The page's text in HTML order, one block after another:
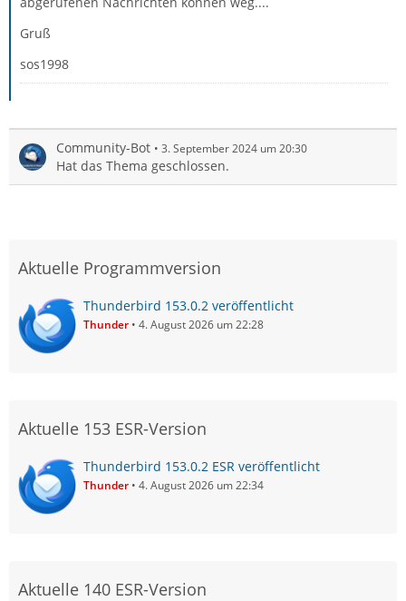
Gruß
sos1998
Community-Bot 3. September 2024 um 20:30
Hat das Thema geschlossen.
Aktuelle Programmversion
Thunderbird 153.0.2 veröffentlicht
Thunder 4. August 2026 um 22:28
Aktuelle 153 ESR-Version
Thunderbird 153.0.2 ESR veröffentlicht
Thunder 4. August 2026 um 22:34
Aktuelle 140 ESR-Version